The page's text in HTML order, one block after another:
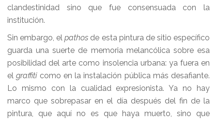
clandestinidad sino que fue consensuada con la
institución.
Sin embargo, elpathos de esta pintura de sitio específico
guarda una suerte de memoria melancólica sobre esa
posibilidad del arte como insolencia urbana: ya fuera en
elgraffiticomo en la instalación pública más desafiante.
Lo mismo con la cualidad expresionista. Ya no hay
marco que sobrepasar en el día después del fin de la
pintura, que aquí no es que haya muerto, sino que